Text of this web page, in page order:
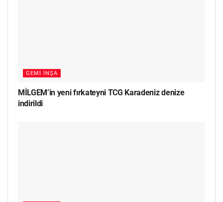
GEMI İNŞA
MİLGEM’in yeni fırkateyni TCG Karadeniz denize
indirildi